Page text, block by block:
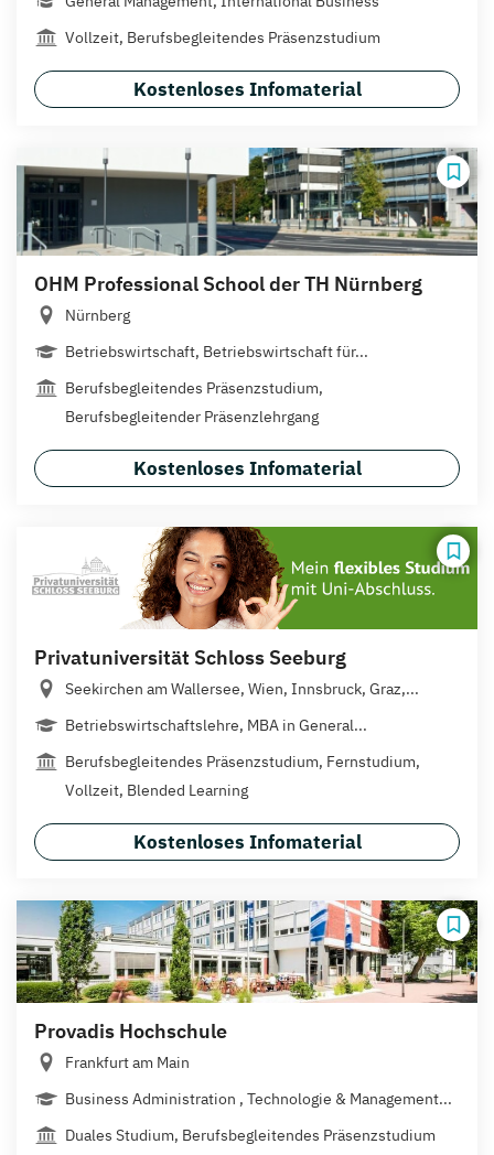
Vollzeit, Berufsbegleitendes Präsenzstudium
Kostenloses Infomaterial
OHM Professional School der TH Nürnberg
Nürnberg
Betriebswirtschaft, Betriebswirtschaft für...
Berufsbegleitendes Präsenzstudium,
Berufsbegleitender Präsenzlehrgang
Kostenloses Infomaterial
Privatuniversität Schloss Seeburg
Seekirchen am Wallersee, Wien, Innsbruck, Graz,...
Betriebswirtschaftslehre, MBA in General...
Berufsbegleitendes Präsenzstudium, Fernstudium,
Vollzeit, Blended Learning
Kostenloses Infomaterial
Provadis Hochschule
Frankfurt am Main
Business Administration , Technologie & Management...
Duales Studium, Berufsbegleitendes Präsenzstudium